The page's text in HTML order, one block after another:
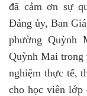
đã cảm ơn sự
Đảng ủy, Ban
phường Quỳnh
Quỳnh Mai trong
nghiệm thực tế,
cho học viên lớp